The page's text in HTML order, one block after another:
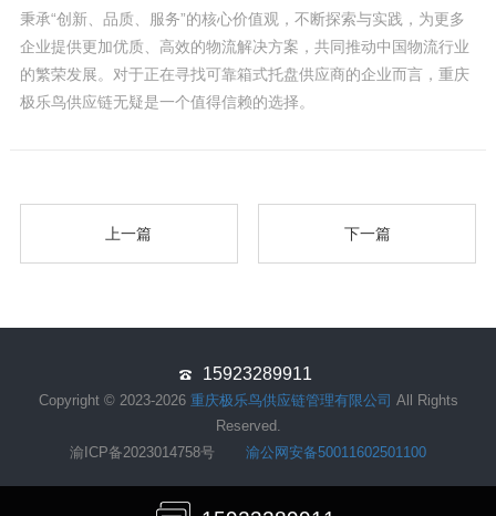
秉承“创新、品质、服务”的核心价值观，不断探索与实践，为更多
企业提供更加优质、高效的物流解决方案，共同推动中国物流行业
的繁荣发展。对于正在寻找可靠箱式托盘供应商的企业而言，重庆
极乐鸟供应链无疑是一个值得信赖的选择。
上一篇 下一篇
15923289911
Copyright © 2023-2026 重庆极乐鸟供应链管理有限公司 All Rights
Reserved.
渝ICP备2023014758号
渝公网安备50011602501100